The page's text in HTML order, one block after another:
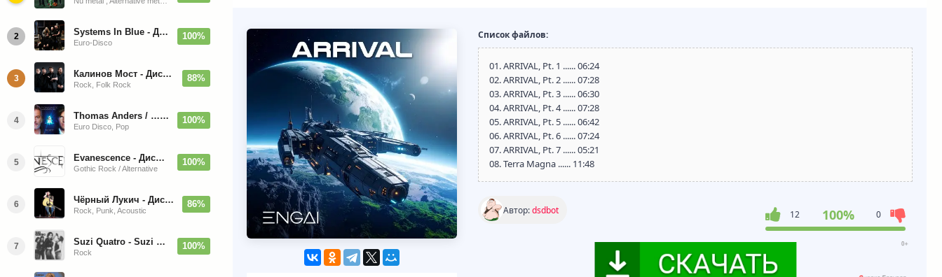
Список файлов:
01. ARRIVAL, Pt. 1 ...... 06:24
02. ARRIVAL, Pt. 2 ...... 07:28
03. ARRIVAL, Pt. 3 ...... 06:30
04. ARRIVAL, Pt. 4 ...... 07:28
05. ARRIVAL, Pt. 5 ...... 06:42
06. ARRIVAL, Pt. 6 ...... 07:24
07. ARRIVAL, Pt. 7 ...... 05:21
08. Terra Magna ...... 11:48
Автор:dsdbot 12 100% 0
2 Systems In Blue - Дискография (2020-2026)
Euro-Disco
100%
3 Калинов Мост - Дискография (1986-2026)
Rock, Folk Rock
88%
4 Thomas Anders / … Sings Modern Talking: The Best hi-res
Euro Disco, Pop
100%
5 Evanescence - Дискография (1998-2026)
Gothic Rock / Alternative
100%
6 Чёрный Лукич - Дискография (1987-2014)
Rock, Punk, Acoustic
86%
7 Suzi Quatro - Suzi Quatro (Bonus Tracks, Remaster) 1973/2022
Rock
100%